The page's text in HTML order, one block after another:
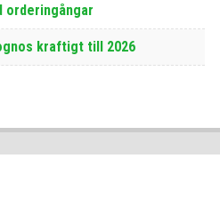
orderingångar
kraftigt till 2026